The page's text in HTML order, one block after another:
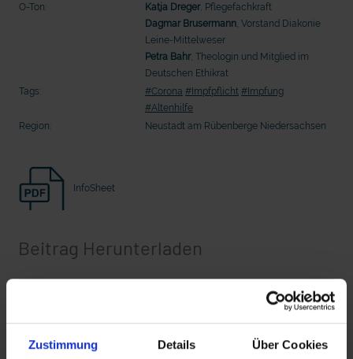
Zustimmung Details Über Cookies
mit epd Text
20 Ehrenamtliche bauen eine Waldkugelbahn 20 Ehrenamtliche bauen eine
O-Ton:
Katja Dreger, Pflegefachkraft
Dagmar Brusermann , Vorstand Diakonie
Leine-Mittelweser
Petra Bahr, Theologin und Mitglied im
Deutschen Ethikrat
Tags:
#Corona #Impfpflicht #Impfung
#Altenhilfe
Region:
Neustadt am Rübenberge Niedersachsen
InfoSheet
Beitrag Herunterladen
CLEAN_Impfpflicht